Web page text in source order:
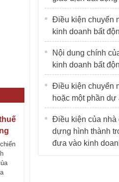
Điều kiện chuyển
kinh doanh bất
Nội dung chính
kinh doanh bất
Điều kiện chuyển
hoặc một phần dự
Điều kiện của nhà
dựng hình thành
đưa vào kinh